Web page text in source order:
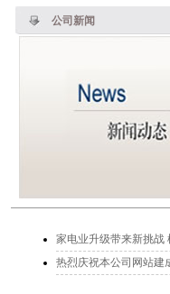
公司新闻
家电业升级带来新挑战
热烈庆祝本公司网站建